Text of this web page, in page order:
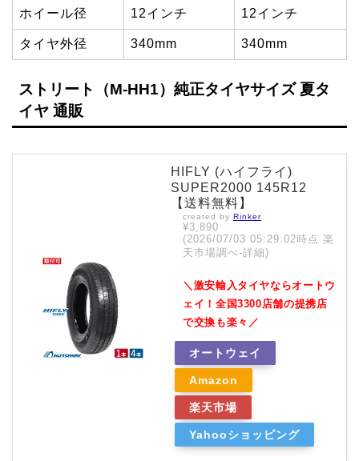
ホイール径 12インチ 12インチ
タイヤ外径 340mm 340mm
ストリート（M-HH1）純正タイヤサイズ 夏タ
イヤ 通販
HIFLY (ハイフライ)
SUPER2000 145R12
【送料無料】
created by Rinker
¥3,890
(2026/07/03 05:29:02時点 楽
天市場調べ-詳細)
＼激安輸入タイヤならオートウ
ェイ！全国3300店舗の提携店
で交換も楽々／
オートウェイ
Amazon
楽天市場
Yahooショッピング